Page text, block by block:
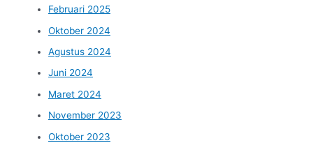
Februari 2025
Oktober 2024
Agustus 2024
Juni 2024
Maret 2024
November 2023
Oktober 2023